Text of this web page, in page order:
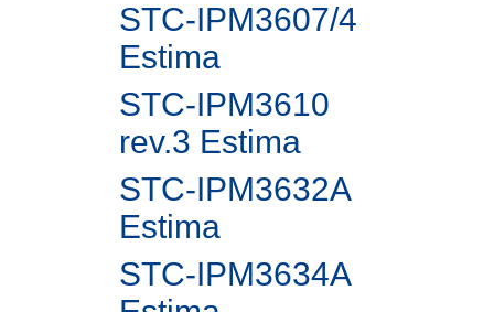
STC-IPM3607/4
Estima
STC-IPM3610
rev.3 Estima
STC-IPM3632A
Estima
STC-IPM3634A